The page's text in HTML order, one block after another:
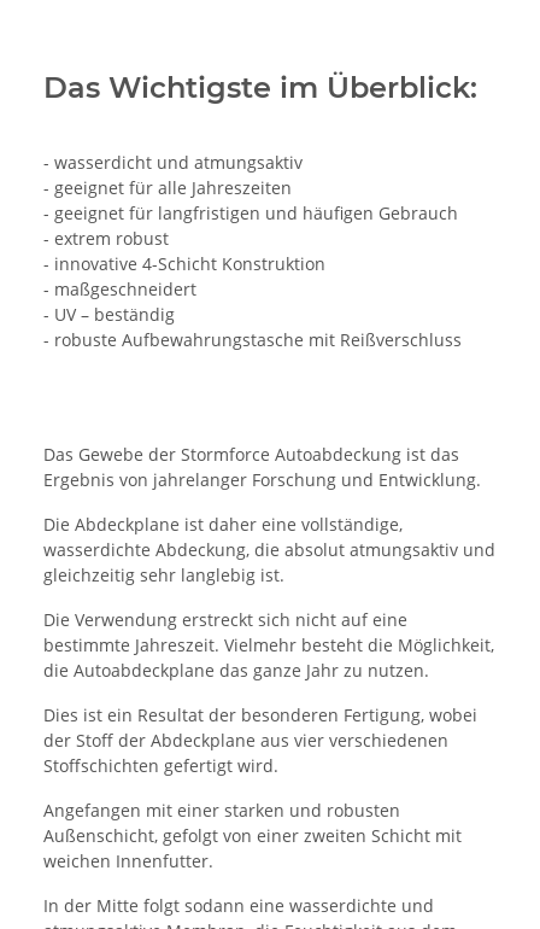
Das Wichtigste im Überblick:
- wasserdicht und atmungsaktiv
- geeignet für alle Jahreszeiten
- geeignet für langfristigen und häufigen Gebrauch
- extrem robust
- innovative 4-Schicht Konstruktion
- maßgeschneidert
- UV – beständig
- robuste Aufbewahrungstasche mit Reißverschluss
Das Gewebe der Stormforce Autoabdeckung ist das
Ergebnis von jahrelanger Forschung und Entwicklung.
Die Abdeckplane ist daher eine vollständige,
wasserdichte Abdeckung, die absolut atmungsaktiv und
gleichzeitig sehr langlebig ist.
Die Verwendung erstreckt sich nicht auf eine
bestimmte Jahreszeit. Vielmehr besteht die Möglichkeit,
die Autoabdeckplane das ganze Jahr zu nutzen.
Dies ist ein Resultat der besonderen Fertigung, wobei
der Stoff der Abdeckplane aus vier verschiedenen
Stoffschichten gefertigt wird.
Angefangen mit einer starken und robusten
Außenschicht, gefolgt von einer zweiten Schicht mit
weichen Innenfutter.
In der Mitte folgt sodann eine wasserdichte und